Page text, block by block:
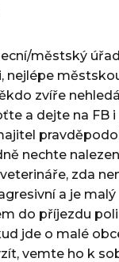
městský
nejlépe
zvíře
a dejte na FB
nechte
zda
a je
do příjezdu
jde o malé
vemte ho k